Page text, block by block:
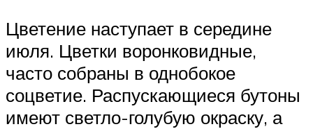
Цветение наступает в середине
июля. Цветки воронковидные,
часто собраны в однобокое
соцветие. Распускающиеся бутоны
имеют светло-голубую окраску, а